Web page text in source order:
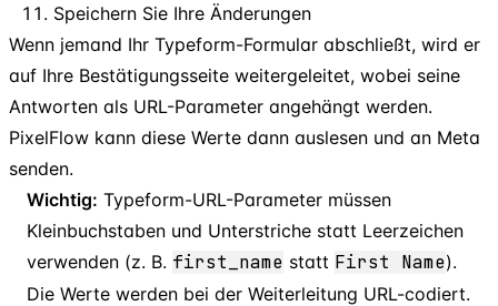
Speichern Sie Ihre Änderungen
Wenn jemand Ihr Typeform-Formular abschließt, wird er
auf Ihre Bestätigungsseite weitergeleitet, wobei seine
Antworten als URL-Parameter angehängt werden.
PixelFlow kann diese Werte dann auslesen und an Meta
senden.
Wichtig: Typeform-URL-Parameter müssen
Kleinbuchstaben und Unterstriche statt Leerzeichen
verwenden (z. B. first name statt First Name).
Die Werte werden bei der Weiterleitung URL-codiert.